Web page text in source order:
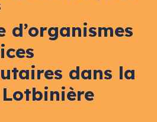
d’organismes
dans la